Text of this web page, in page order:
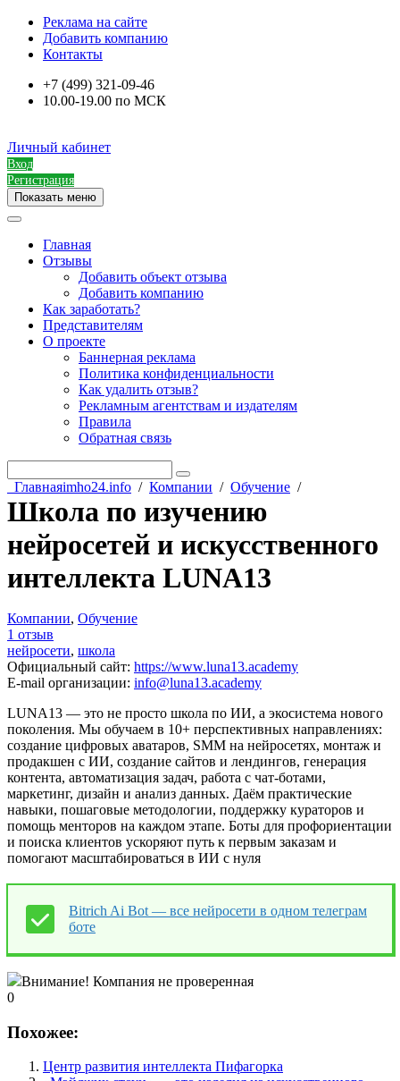
Реклама на сайте
Добавить компанию
Контакты
+7 (499) 321-09-46
10.00-19.00 по МСК
Личный кабинет
Вход
Регистрация
Показать меню
Главная
Отзывы
Добавить объект отзыва
Добавить компанию
Как заработать?
Представителям
О проекте
Баннерная реклама
Политика конфиденциальности
Как удалить отзыв?
Рекламным агентствам и издателям
Правила
Обратная связь
Главнаяimho24.info / Компании / Обучение /
Школа по изучению
нейросетей и искусственного
интеллекта LUNA13
Компании, Обучение
1 отзыв
нейросети, школа
Официальный сайт: https://www.luna13.academy
E-mail организации: info@luna13.academy
LUNA13 — это не просто школа по ИИ, а экосистема нового
поколения. Мы обучаем в 10+ перспективных направлениях:
создание цифровых аватаров, SMM на нейросетях, монтаж и
продакшен с ИИ, создание сайтов и лендингов, генерация
контента, автоматизация задач, работа с чат-ботами,
маркетинг, дизайн и анализ данных. Даём практические
навыки, пошаговые методологии, поддержку кураторов и
помощь менторов на каждом этапе. Боты для профориентации
и поиска клиентов ускоряют путь к первым заказам и
помогают масштабироваться в ИИ с нуля
Bitrich Ai Bot — все нейросети в одном телеграм
боте
Внимание! Компания не проверенная
0
Похожее:
Центр развития интеллекта Пифагорка